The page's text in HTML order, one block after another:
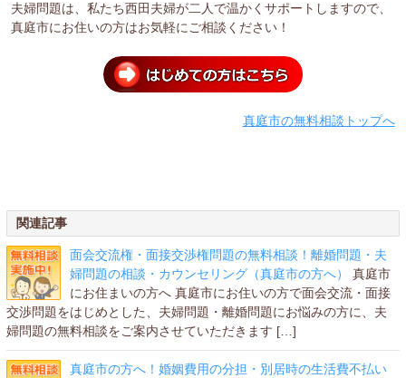
夫婦問題は、私たち西田夫婦が二人で温かくサポートしますので、
真庭市にお住いの方はお気軽にご相談ください！
真庭市の無料相談トップへ
関連記事
面会交流権・面接交渉権問題の無料相談！離婚問題・夫
婦問題の相談・カウンセリング（真庭市の方へ）
真庭市
にお住まいの方へ 真庭市にお住いの方で面会交流・面接
交渉問題をはじめとした、夫婦問題・離婚問題にお悩みの方に、夫
婦問題の無料相談をご案内させていただきます […]
真庭市の方へ！婚姻費用の分担・別居時の生活費不払い